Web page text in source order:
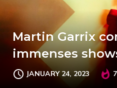
Martin Garrix
immenses